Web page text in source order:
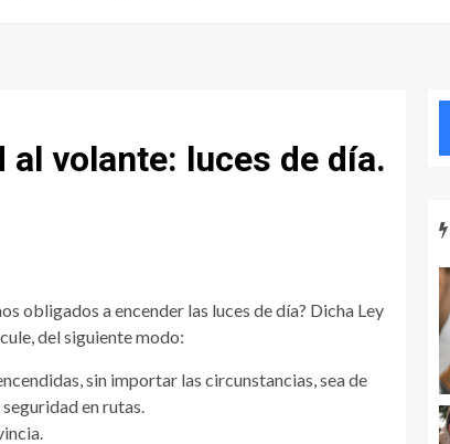
al volante: luces de día.
obligados a encender las luces de día? Dicha Ley
del siguiente modo:
sin importar las circunstancias, sea de
en rutas.